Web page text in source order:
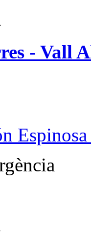
- Vall